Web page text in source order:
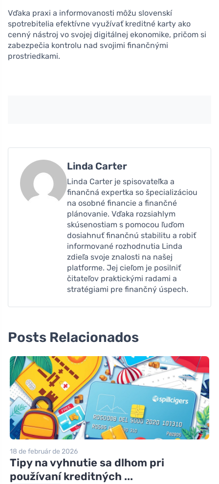
Vďaka praxi a informovanosti môžu slovenskí
spotrebitelia efektívne využívať kreditné karty ako
cenný nástroj vo svojej digitálnej ekonomike, pričom si
zabezpečia kontrolu nad svojimi finančnými
prostriedkami.
Linda Carter
Linda Carter je spisovateľka a
finančná expertka so špecializáciou
na osobné financie a finančné
plánovanie. Vďaka rozsiahlym
skúsenostiam s pomocou ľuďom
dosiahnuť finančnú stabilitu a robiť
informované rozhodnutia Linda
zdieľa svoje znalosti na našej
platforme. Jej cieľom je posilniť
čitateľov praktickými radami a
stratégiami pre finančný úspech.
Posts Relacionados
18 de február de 2026
Tipy na vyhnutie sa dlhom pri
používaní kreditných ...